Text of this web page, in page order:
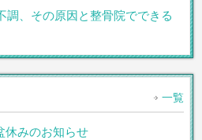
調、その原因と整骨院でできる
一覧
休みのお知らせ